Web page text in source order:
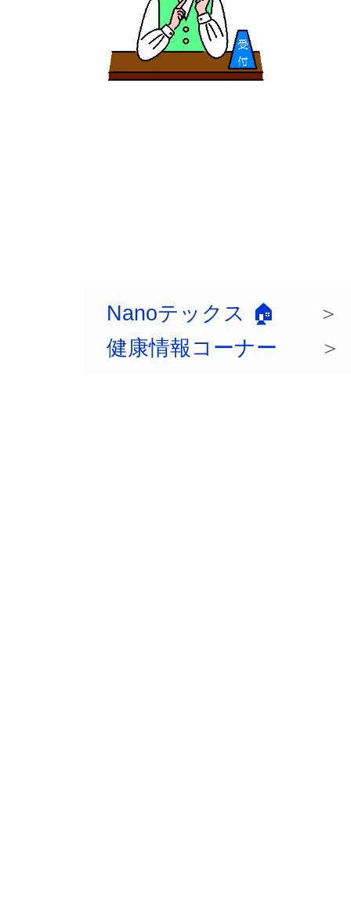
Nanoテックス 🏠
健康情報コーナー ＞